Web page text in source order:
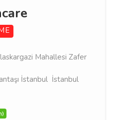
Mahallesi Zafer
İstanbul İstanbul